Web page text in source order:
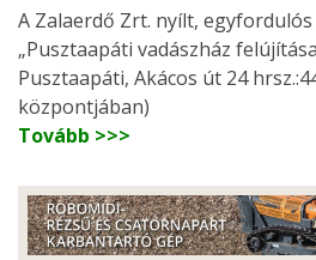
A Zalaerdő Zrt. nyílt,
„Pusztaapáti vadászház
Pusztaapáti, Akácos út 24
központjában)
Tovább >>>